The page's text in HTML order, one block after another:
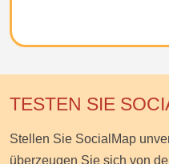
TESTEN SIE
Stellen Sie SocialMap
überzeugen Sie sich von